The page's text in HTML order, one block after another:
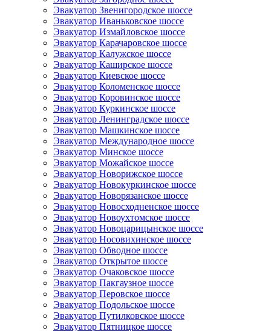
Эвакуатор Звенигородское шоссе
Эвакуатор Иваньковское шоссе
Эвакуатор Измайловское шоссе
Эвакуатор Карачаровское шоссе
Эвакуатор Калужское шоссе
Эвакуатор Каширское шоссе
Эвакуатор Киевское шоссе
Эвакуатор Коломенское шоссе
Эвакуатор Коровинское шоссе
Эвакуатор Куркинское шоссе
Эвакуатор Ленинградское шоссе
Эвакуатор Машкинское шоссе
Эвакуатор Международное шоссе
Эвакуатор Минское шоссе
Эвакуатор Можайское шоссе
Эвакуатор Новорижское шоссе
Эвакуатор Новокуркинское шоссе
Эвакуатор Новорязанское шоссе
Эвакуатор Новосходненское шоссе
Эвакуатор Новоухтомское шоссе
Эвакуатор Новоцарицынское шоссе
Эвакуатор Носовихинское шоссе
Эвакуатор Обводное шоссе
Эвакуатор Открытое шоссе
Эвакуатор Очаковское шоссе
Эвакуатор Пакгаузное шоссе
Эвакуатор Перовское шоссе
Эвакуатор Подольское шоссе
Эвакуатор Путилковское шоссе
Эвакуатор Пятницкое шоссе